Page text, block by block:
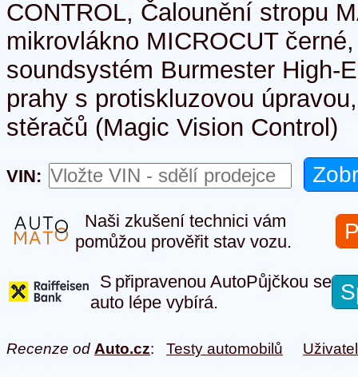
CONTROL, Čalounění stropu
mikrovlákno MICROCUT
soundsystém Burmester High-
prahy s protiskluzovou
stěračů (Magic Vision Control)
VIN:
Naši zkušení technici vám
pomůžou prověřit stav vozu.
S připravenou AutoPůjčkou se
auto lépe vybírá.
Recenze od Auto.cz: Testy automobilů